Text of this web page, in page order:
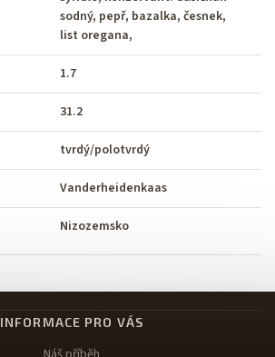
sodný, pepř, bazalka, česnek,
list oregana,
1.7
31.2
tvrdý/polotvrdý
Vanderheidenkaas
Nizozemsko
INFORMACE PRO VÁS